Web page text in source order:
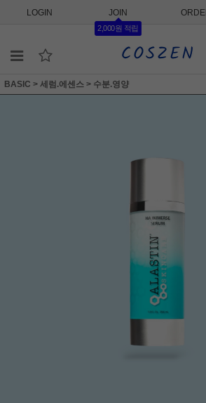
LOGIN JOIN
2,000원 적립
BASIC > 세럼.에센스 > 수분.영양